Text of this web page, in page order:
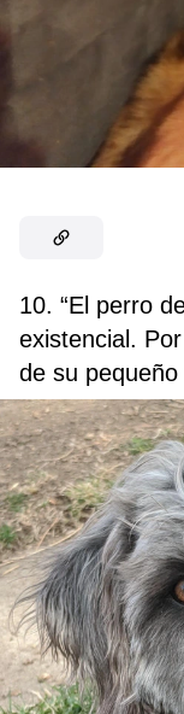
10. “El perro
existencial.
de su pequeño